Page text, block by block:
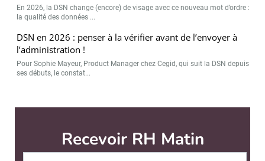
En 2026, la DSN change (encore) de visage avec ce nouveau mot d’ordre :
la qualité des données ...
DSN en 2026 : penser à la vérifier avant de l’envoyer à
l’administration !
Pour Sophie Mayeur, Product Manager chez Cegid, qui suit la DSN depuis
ses débuts, le constat...
Recevoir RH Matin